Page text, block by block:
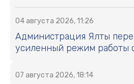
04 августа 2026, 11:26
Администрация Ялты
усиленный режим работы
07 августа 2026, 18:14